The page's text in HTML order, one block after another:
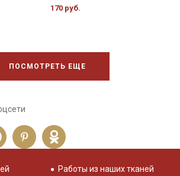
170 руб.
ПОСМОТРЕТЬ ЕЩЕ
Работы из наших тканей